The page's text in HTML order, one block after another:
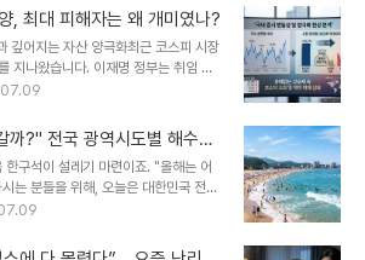
나 빌라 같은 공동주택에 사는 만큼, 층
될 수 있는 현실적인 문제니까요.만약 나
다면, 우리는 어떻게 현명하게 대처해
부딪히지 않고 해결하는 현실적인 층간
관련 법은 어떻게 되어 있는지, 그리
, 최대 피해자는 왜 개미였나?
깊어지는 자산 양극화최근 코스피 시장
지나왔습니다. 이재명 정부는 취임 초
'를 기치로 내걸고 상법 개정을 강력하
주가 부양책을 통해 "코스피 5000
습니다.여기에 예상치 못한 대외적 대
이란 간의 지정학적 위기 속에서도, 전
분에 삼성전자와 SK하이닉스 등 이른
맞이한 것입니다. 대형 기술주들이
우기도 했습..
까?" 전국 광역시도별 해수욕
기
한구석이 설레기 마련이죠. "올해는 어
는 분들을 위해, 오늘은 대한민국 전국
수 있도록 광역시도별 주소록을 알차
소 위주로 깔끔하게 모았으니, 즐겨찾